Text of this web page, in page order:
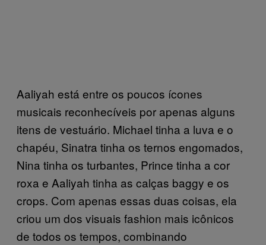
Aaliyah está entre os poucos ícones
musicais reconhecíveis por apenas alguns
itens de vestuário. Michael tinha a luva e o
chapéu, Sinatra tinha os ternos engomados,
Nina tinha os turbantes, Prince tinha a cor
roxa e Aaliyah tinha as calças baggy e os
crops. Com apenas essas duas coisas, ela
criou um dos visuais fashion mais icônicos
de todos os tempos, combinando